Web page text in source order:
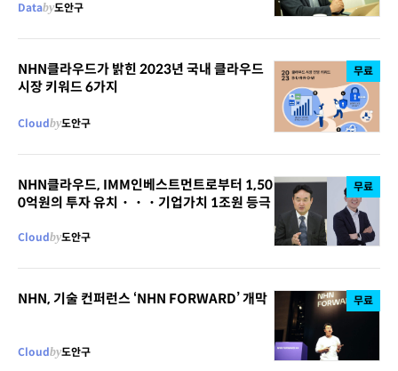
Databy도안구
NHN클라우드가 밝힌 2023년 국내 클라우드
시장 키워드 6가지
Cloudby도안구
무료
NHN클라우드, IMM인베스트먼트로부터 1,50
0억원의 투자 유치・・・기업가치 1조원 등극
Cloudby도안구
무료
NHN, 기술 컨퍼런스 ‘NHN FORWARD’ 개막
Cloudby도안구
무료